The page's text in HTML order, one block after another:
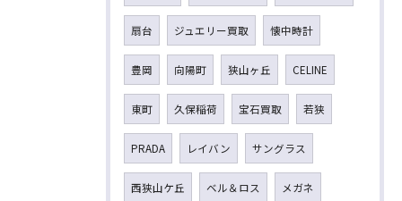
扇台 ジュエリー買取 懐中時計
豊岡 向陽町 狭山ヶ丘 CELINE
東町 久保稲荷 宝石買取 若狭
PRADA レイバン サングラス
西狭山ケ丘 ベル＆ロス メガネ